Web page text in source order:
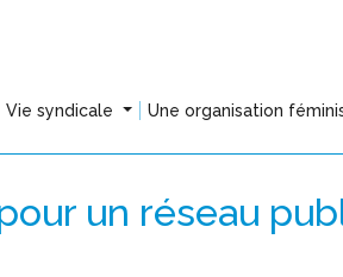
Vie syndicale Une organisation
un réseau